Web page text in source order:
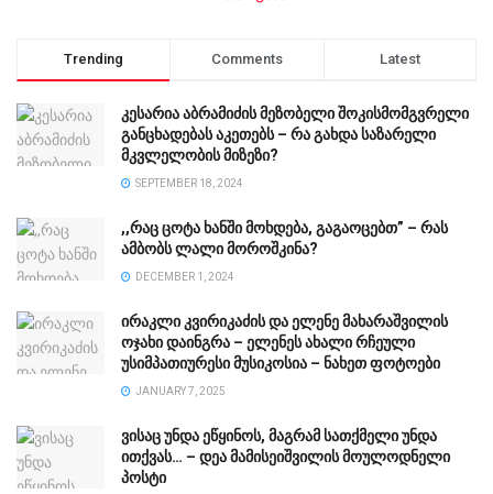
Trending Comments Latest
კესარია აბრამიძის მეზობელი შოკისმომგვრელი
განცხადებას აკეთებს – რა გახდა საზარელი
მკვლელობის მიზეზი?
SEPTEMBER 18, 2024
,,რაც ცოტა ხანში მოხდება, გაგაოცებთ” – რას
ამბობს ლალი მოროშკინა?
DECEMBER 1, 2024
ირაკლი კვირიკაძის და ელენე მახარაშვილის
ოჯახი დაინგრა – ელენეს ახალი რჩეული
უსიმპათიურესი მუსიკოსია – ნახეთ ფოტოები
JANUARY 7, 2025
ვისაც უნდა ეწყინოს, მაგრამ სათქმელი უნდა
ითქვას… – დეა მამისეიშვილის მოულოდნელი
პოსტი